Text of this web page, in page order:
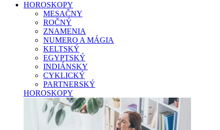
HOROSKOPY
MESAČNY
ROČNÝ
ZNAMENIA
NUMERO A MÁGIA
KELTSKÝ
EGYPTSKÝ
INDIÁNSKY
CYKLICKÝ
PARTNERSKÝ
HOROSKOPY